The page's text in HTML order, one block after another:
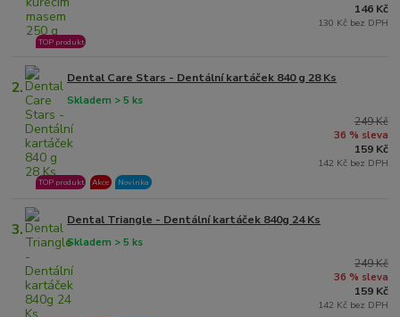
TOP produkt
146 Kč
130 Kč bez DPH
2. Dental Care Stars - Dentální kartáček 840 g 28 Ks
Skladem > 5 ks
TOP produkt Akce Novinka
249 Kč
36 % sleva
159 Kč
142 Kč bez DPH
3. Dental Triangle - Dentální kartáček 840g 24 Ks
Skladem > 5 ks
249 Kč
36 % sleva
159 Kč
142 Kč bez DPH